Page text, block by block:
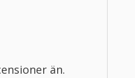
än.